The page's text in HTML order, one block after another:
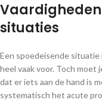
situaties
Een spoedeisende
heel vaak voor. Toch moet
dat er iets aan de hand is
systematisch het acute